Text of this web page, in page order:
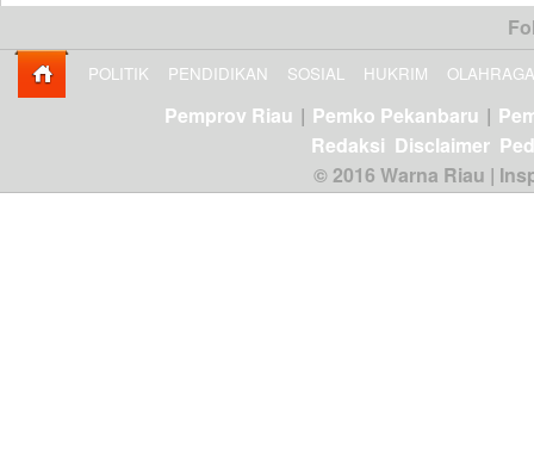
POLITIK PENDIDIKAN SOSIAL HUKRIM OLAHRAGA
Pemprov Riau | Pemko Pekanbaru |
Redaksi Disclaimer
© 2016 Warna Riau |